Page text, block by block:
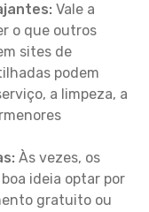
Vale a
o que outros
sites de
podem
a limpeza, a
Às vezes, os
ideia optar por
gratuito ou